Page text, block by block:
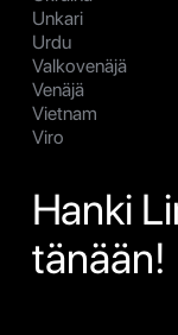
Unkari
Urdu
Valkovenäjä
Venäjä
Vietnam
Viro
Hanki
tänään!